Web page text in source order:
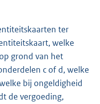
ter
welke
grond van het
c of d, welke
bij ongeldigheid
de vergoeding,